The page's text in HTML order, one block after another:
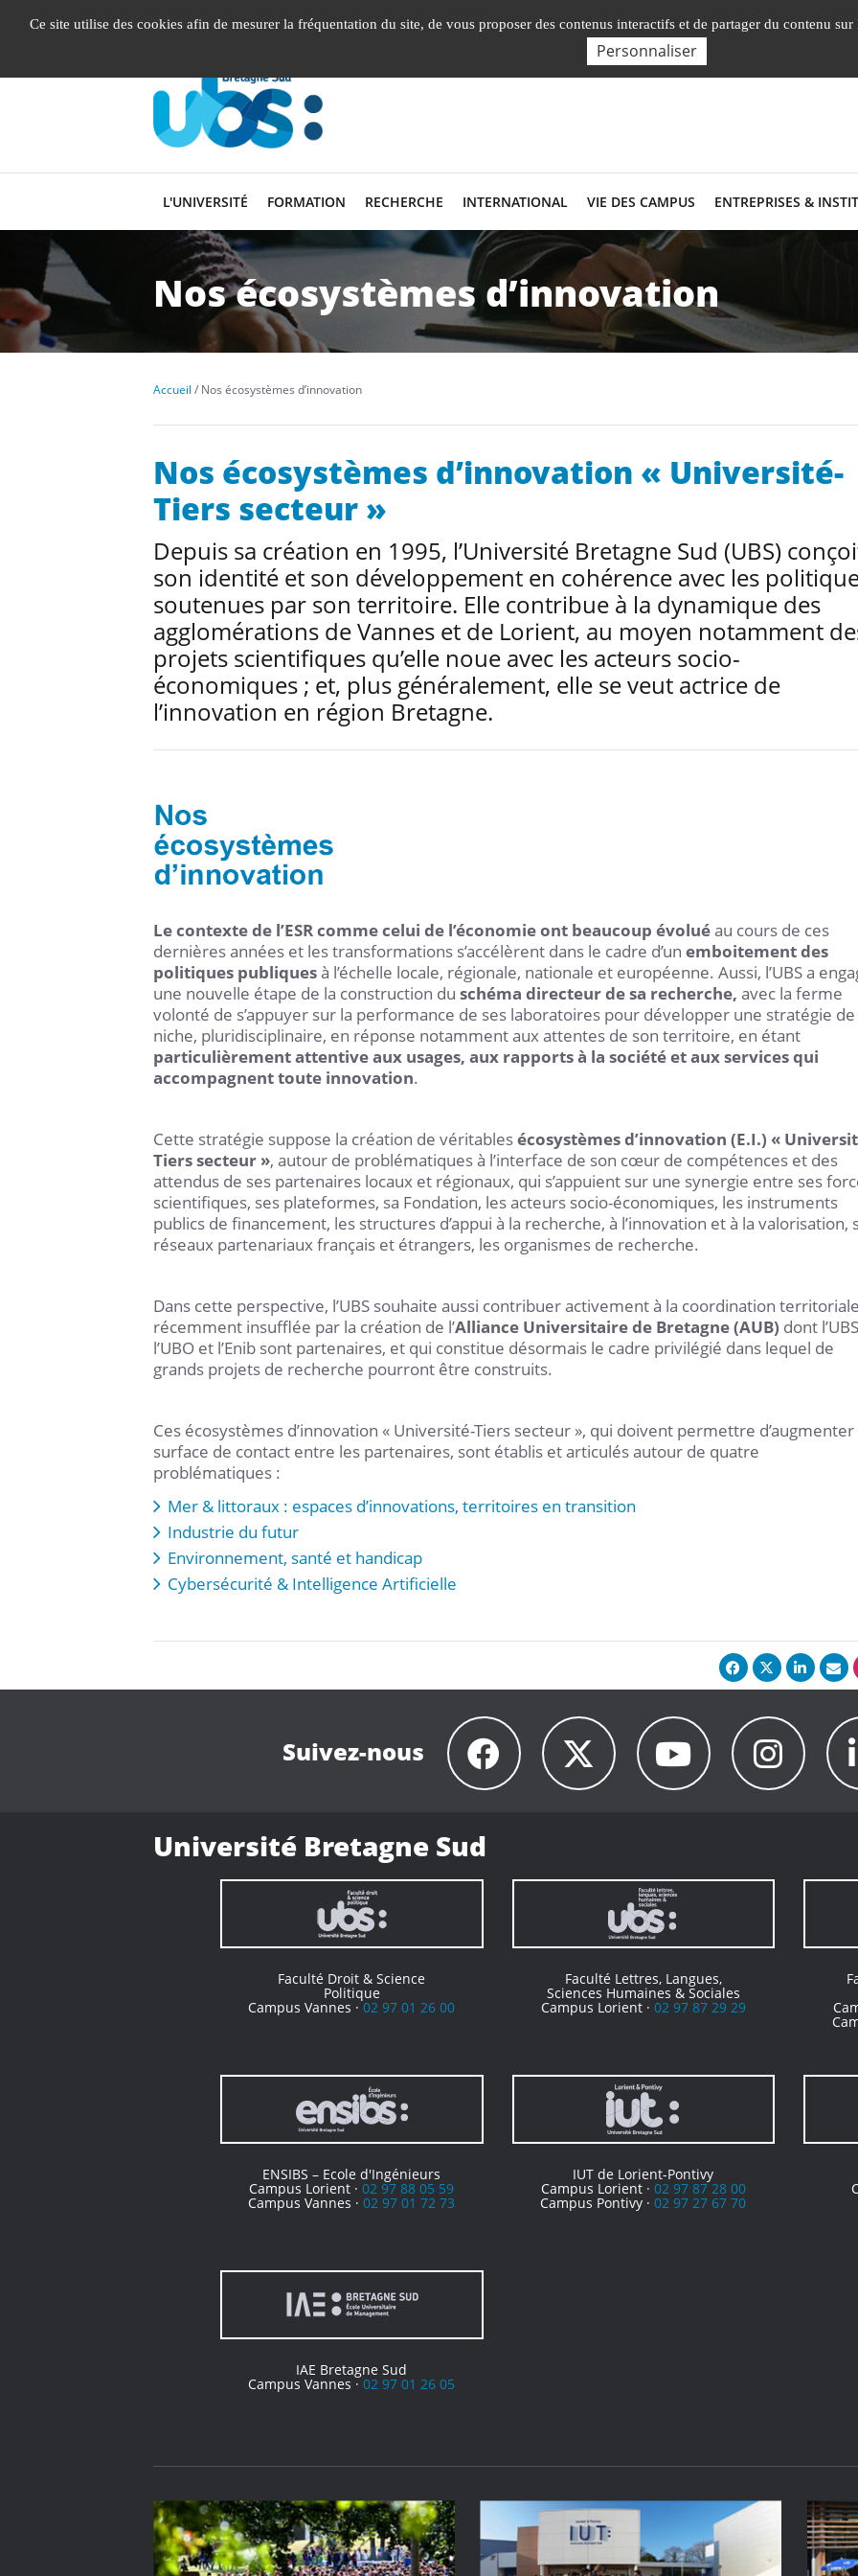
Nos Facultés,
English
L'UNIVERSITÉ FORMATION RECHERCHE INTERNATIONAL VIE DES CAMPUS ENTREPRISES &
Nos écosystèmes d’innovation
Accueil Nos écosystèmes d’innovation
Nos écosystèmes d’innovation « Université-
Tiers secteur »
Depuis sa création en 1995, l’Université Bretagne Sud (UBS)
son identité et son développement en cohérence avec les
soutenues par son territoire. Elle contribue à la dynamique des
agglomérations de Vannes et de Lorient, au moyen notamment
projets scientifiques qu’elle noue avec les acteurs socio-
économiques ; et, plus généralement, elle se veut actrice de
l’innovation en région Bretagne.
Le contexte de l’ESR comme celui de l’économie ont beaucoup évoluéau cours de ces
dernières années et les transformations s’accélèrent dans le cadre d’un emboitement des
politiques publiquesà l’échelle locale, régionale, nationale et européenne. Aussi, l’UBS a
une nouvelle étape de la construction du schéma directeur de sa recherche, avec la ferme
volonté de s’appuyer sur la performance de ses laboratoires pour développer une stratégie de
niche, pluridisciplinaire, en réponse notamment aux attentes de son territoire, en étant
particulièrement attentive aux usages, aux rapports à la société et aux services qui
accompagnent toute innovation.
Cette stratégie suppose la création de véritablesécosystèmes d’innovation (E.I.) «
Tiers secteur », autour de problématiques à l’interface de son cœur de compétences et des
attendus de ses partenaires locaux et régionaux, qui s’appuient sur une synergie entre ses
scientifiques, ses plateformes, sa Fondation, les acteurs socio-économiques, les instruments
publics de financement, les structures d’appui à la recherche, à l’innovation et à la valorisation,
réseaux partenariaux français et étrangers, les organismes de recherche.
Dans cette perspective, l’UBS souhaite aussi contribuer activement à la coordination territoriale
récemment insufflée par la création de l’Alliance Universitaire de Bretagne (AUB) dont
l’UBO et l’Enib sont partenaires, et qui constitue désormais le cadre privilégié dans lequel de
grands projets de recherche pourront être construits.
Ces écosystèmes d’innovation « Université-Tiers secteur », qui doivent permettre d’augmenter
surface de contact entre les partenaires, sont établis et articulés autour de quatre
problématiques :
Mer & littoraux : espaces d’innovations, territoires en transition
Industrie du futur
Environnement, santé et handicap
Cybersécurité & Intelligence Artificielle
Suivez-nous
Université Bretagne Sud
Faculté Droit & Science
Politique
Campus Vannes ·02 97 01 26 00
Faculté Lettres, Langues,
Sciences Humaines & Sociales
Campus Lorient · 02 97 87 29 29
ENSIBS – Ecole d'Ingénieurs
Campus Lorient ·02 97 88 05 59
Campus Vannes ·02 97 01 72 73
IUT de Lorient-Pontivy
Campus Lorient · 02 97 87 28 00
Campus Pontivy ·02 97 27 67 70
IAE Bretagne Sud
Campus Vannes ·02 97 01 26 05
Ce site utilise des cookies afin de mesurer la fréquentation du site, de vous proposer des contenus interactifs et de partager du contenu sur
Personnaliser